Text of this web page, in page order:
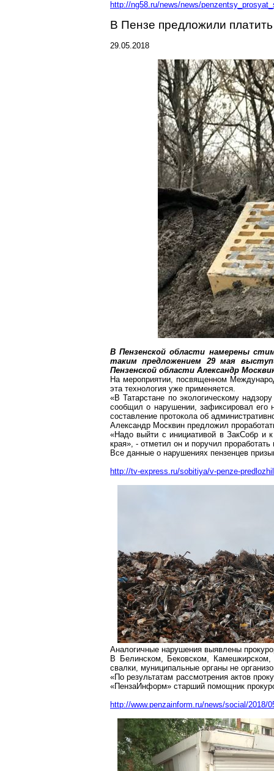
http://ng58.ru/news/news/
В Пензе предложили
29.05.2018
В Пензенской области намерены
таким предложением 29 мая
Пензенской области Александр
Намероприятии, посвященном
эта технология уже применяется.
«В Татарстане по экологическому
сообщил о нарушении, зафиксировал его
составление протокола об
Александр Москвин предложил
«Надо выйти с инициативой вЗакСобр и
края», - отметил он и поручил
Все данные о нарушениях пензенцев
http://tv-express.ru/sobitiya/v-penze-
Аналогичные нарушения выявлены
В Белинском, Бековском, Камешкирском
свалки, муниципальные органы не
«По результатам рассмотрения актов
«ПензаИнформ» старший помощник
http://www.penzainform.ru/news/social/2018/